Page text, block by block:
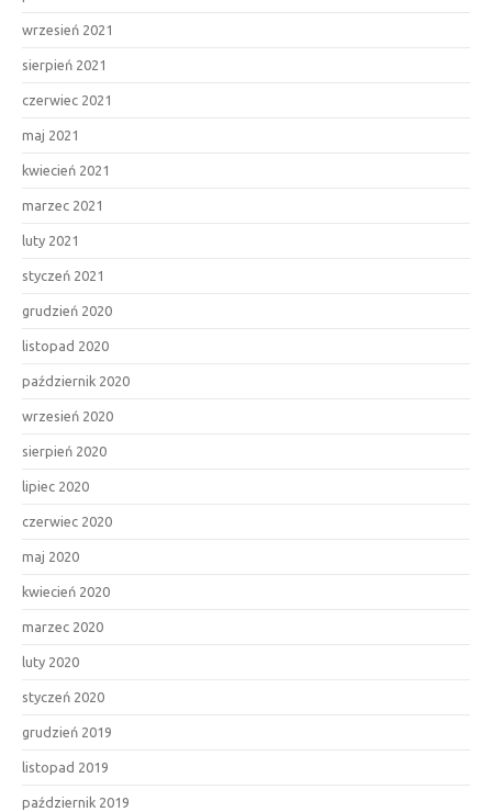
wrzesień 2021
sierpień 2021
czerwiec 2021
maj 2021
kwiecień 2021
marzec 2021
luty 2021
styczeń 2021
grudzień 2020
listopad 2020
październik 2020
wrzesień 2020
sierpień 2020
lipiec 2020
czerwiec 2020
maj 2020
kwiecień 2020
marzec 2020
luty 2020
styczeń 2020
grudzień 2019
listopad 2019
październik 2019